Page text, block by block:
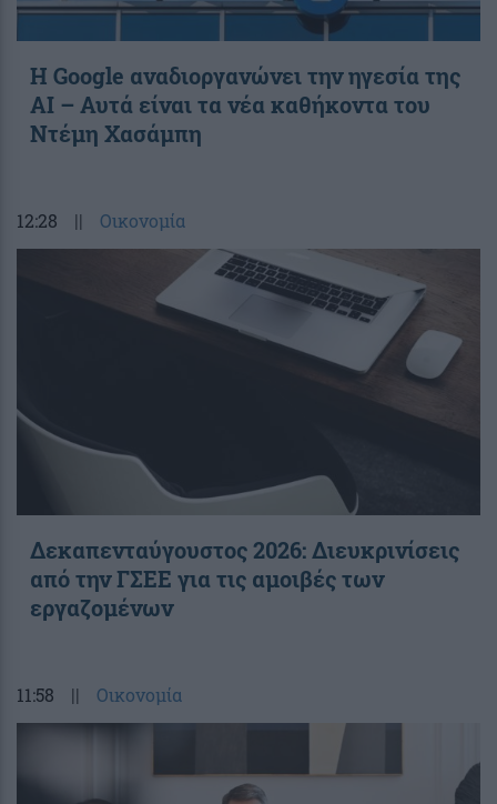
Η Google αναδιοργανώνει την ηγεσία της
AI – Αυτά είναι τα νέα καθήκοντα του
Ντέμη Χασάμπη
12:28 || Οικονομία
Δεκαπενταύγουστος 2026: Διευκρινίσεις
από την ΓΣΕΕ για τις αμοιβές των
εργαζομένων
11:58 || Οικονομία